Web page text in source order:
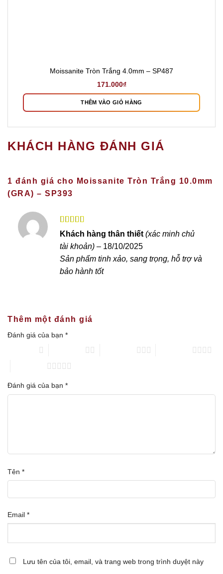
Moissanite Tròn Trắng 4.0mm – SP487
171.000₫
THÊM VÀO GIỎ HÀNG
KHÁCH HÀNG ĐÁNH GIÁ
1 đánh giá cho Moissanite Tròn Trắng 10.0mm
(GRA) – SP393
Được xếp
hạng55 sao
Khách hàng thân thiết (xác minh chủ
tài khoản) – 18/10/2025
Sản phẩm tinh xảo, sang trọng, hỗ trợ và
bảo hành tốt
Thêm một đánh giá
Đánh giá của bạn *
Đánh giá của bạn *
Tên *
Email *
Lưu tên của tôi, email, và trang web trong trình duyệt này